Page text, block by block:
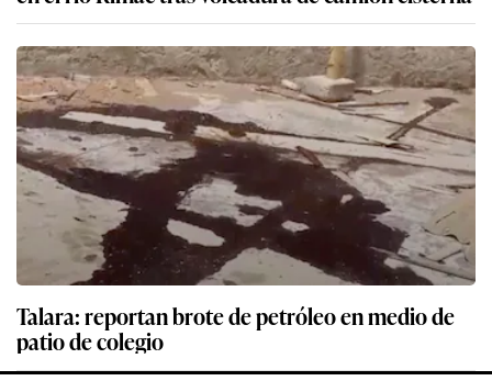
Corredor Azul: candidatos a alcaldías de Lima,
Lince, Miraflores y San Isidro preocupados por
carril bidireccional de la Avenida Arequipa